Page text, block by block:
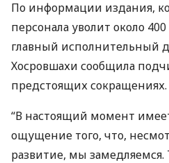
По информации издания,
персонала уволит около
главный исполнительный
Хосровшахи сообщила
предстоящих сокращениях.
“В настоящий момент
ощущение того, что,
развитие, мы замедляемся.